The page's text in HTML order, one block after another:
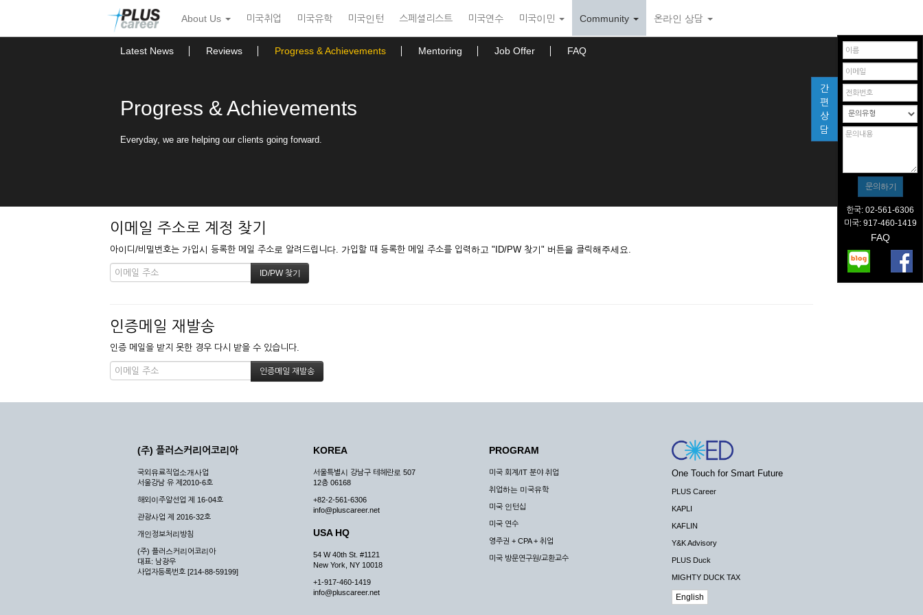
뉴
토
About Us 미국취업 미국유학 미국인턴 스페셜리스트 미국연수 미국이민 Community 온라인 상담
Latest News Reviews Progress & Achievements Mentoring Job Offer FAQ
Progress & Achievements
Everyday, we are helping our clients going forward.
이메일 주소로 계정 찾기
아이디/비밀번호는 가입시 등록한 메일 주소로 알려드립니다. 가입할 때 등록한 메일 주소를 입력하고 "ID/PW 찾기" 버튼을 클릭해주세요.
인증메일 재발송
인증 메일을 받지 못한 경우 다시 받을 수 있습니다.
간
편
상
담
한국: 02-561-6306
미국: 917-460-1419
FAQ
(주) 플러스커리어코리아
국외유료직업소개사업
서울강남 유 제2010-6호
해외이주알선업 제 16-04호
관광사업 제 2016-32호
개인정보처리방침
(주) 플러스커리어코리아
대표: 남광우
사업자등록번호 [214-88-59199]
KOREA
서울특별시 강남구 테헤란로 507
12층 06168
+82-2-561-6306
info@pluscareer.net
USA HQ
54 W 40th St. #1121
New York, NY 10018
+1-917-460-1419
info@pluscareer.net
PROGRAM
미국 회계/IT 분야 취업
취업하는 미국유학
미국 인턴십
미국 연수
영주권 + CPA + 취업
미국 방문연구원/교환교수
One Touch for Smart Future
PLUS Career
KAPLI
KAFLIN
Y&K Advisory
PLUS Duck
MIGHTY DUCK TAX
English